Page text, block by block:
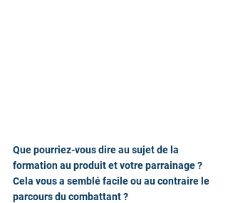
Que pourriez-vous dire au sujet de la
formation au produit et votre parrainage ?
Cela vous a semblé facile ou au contraire le
parcours du combattant ?